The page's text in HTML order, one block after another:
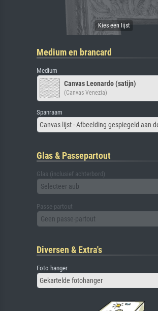
Medium en brancard
Medium
Canvas Leonardo (satijn)
(Canvas Venezia)
Spanraam
Glas & Passepartout
Glas (inclusief achterbord)
Selecteer aub
Passe-partout
Geen passe-partout
Diversen & Extra's
Foto hanger
Gekartelde fotohanger